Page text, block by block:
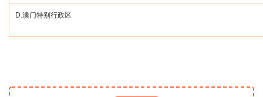
D.澳门特别行政区